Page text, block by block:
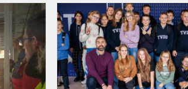
Pažintis
„Vilniaus
baldų“
gamykla